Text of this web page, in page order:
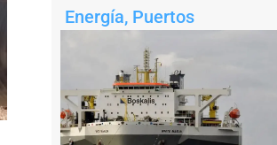
Energía, Puertos